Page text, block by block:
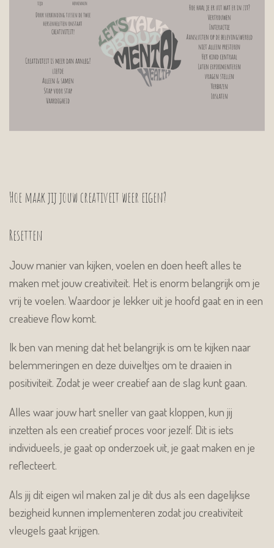
Hoe maak jij jouw creativeit weer eigen?
Resetten
Jouw manier van kijken, voelen en doen heeft alles te
maken met jouw creativiteit. Het is enorm belangrijk om je
vrij te voelen. Waardoor je lekker uit je hoofd gaat en in een
creatieve flow komt.
Ik ben van mening dat het belangrijk is om te kijken naar
belemmeringen en deze duiveltjes om te draaien in
positiviteit. Zodat je weer creatief aan de slag kunt gaan.
Alles waar jouw hart sneller van gaat kloppen, kun jij
inzetten als een creatief proces voor jezelf. Dit is iets
individueels, je gaat op onderzoek uit, je gaat maken en je
reflecteert.
Als jij dit eigen wil maken zal je dit dus als een dagelijkse
bezigheid kunnen implementeren zodat jou creativiteit
vleugels gaat krijgen.